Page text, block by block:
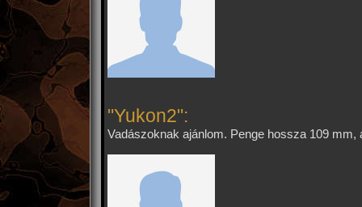
"Yukon2":
Vadászoknak ajánlom. Penge hossza 109 mm,